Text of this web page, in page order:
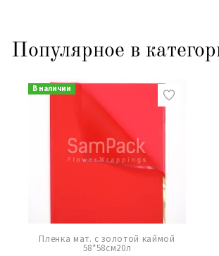
Популярное в
В наличии
Пленка мат. с золотой каймой
58*58см20л